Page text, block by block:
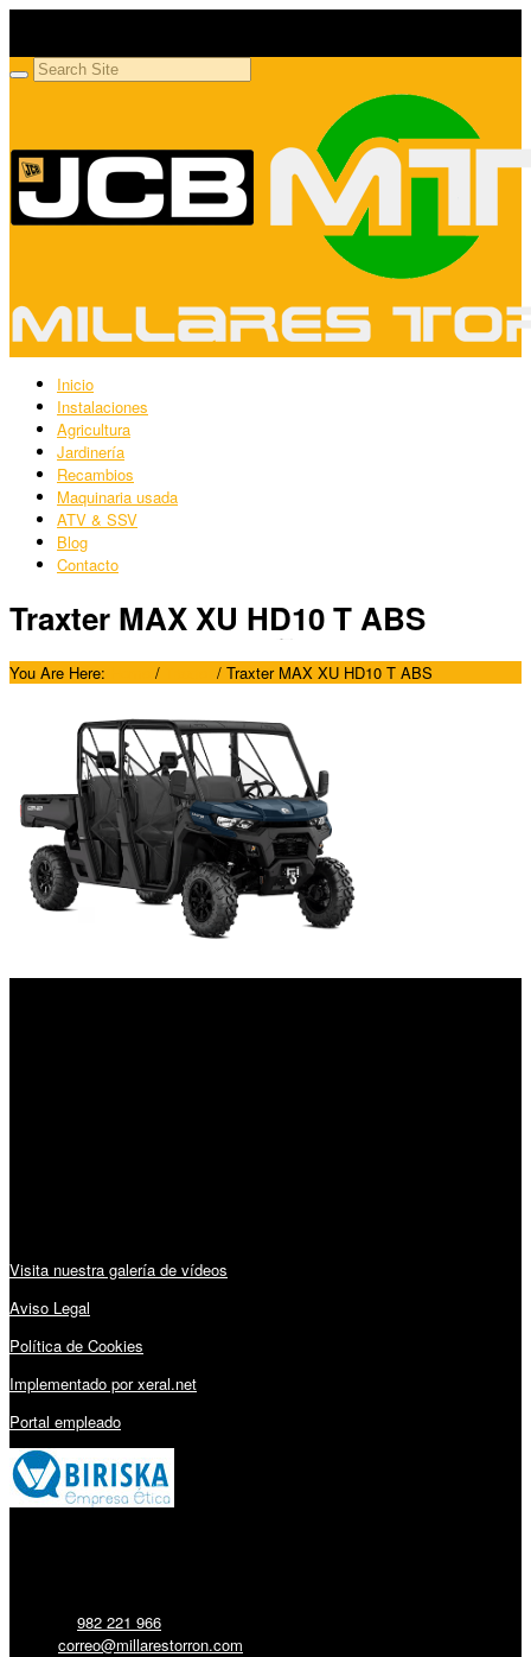
Inicio
Instalaciones
Agricultura
Jardinería
Recambios
Maquinaria usada
ATV & SSV
Blog
Contacto
Traxter MAX XU HD10 T ABS
You Are Here: / / Traxter MAX XU HD10 T ABS
Visita nuestra galería de vídeos
Aviso Legal
Política de Cookies
Implementado por xeral.net
Portal empleado
982 221 966
correo@millarestorron.com